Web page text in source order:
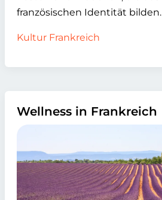
französischen Identität bilden.
Kultur Frankreich
Wellness in Frankreich